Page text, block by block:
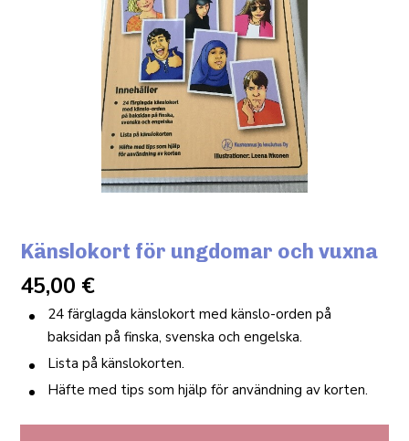
Känslokort för ungdomar och vuxna
45,00 €
24 färglagda känslokort med känslo-orden på
baksidan på finska, svenska och engelska.
Lista på känslokorten.
Häfte med tips som hjälp för användning av korten.